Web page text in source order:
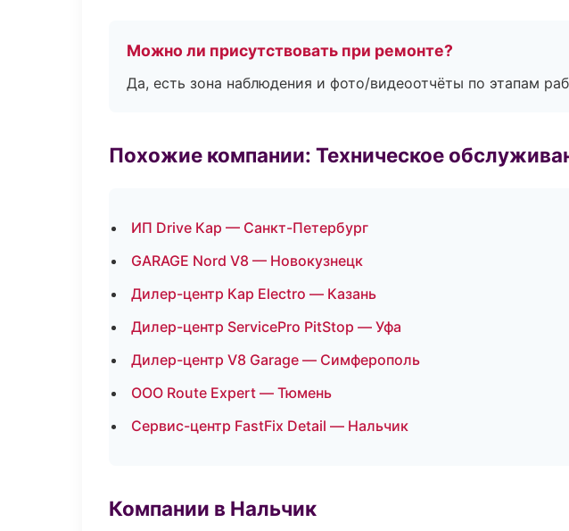
Можно ли присутствовать при ремонте?
Да, есть зона наблюдения и фото/видеоотчёты по этапам
Похожие компании: Техническое
ИП Drive Кар — Санкт-Петербург
GARAGE Nord V8 — Новокузнецк
Дилер-центр Кар Electro — Казань
Дилер-центр ServicePro PitStop — Уфа
Дилер-центр V8 Garage — Симферополь
ООО Route Expert — Тюмень
Сервис-центр FastFix Detail — Нальчик
Компании в Нальчик